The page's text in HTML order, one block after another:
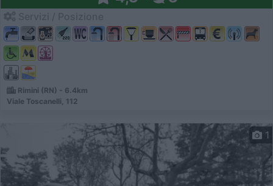
Rimini (RN) - 6.4km
Viale Toscanelli, 112
1